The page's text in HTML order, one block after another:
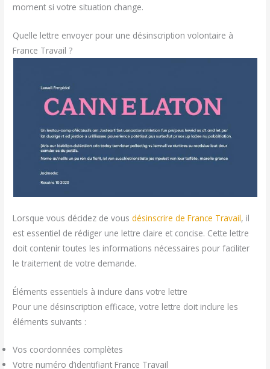
moment si votre situation change.
Quelle lettre envoyer pour une désinscription volontaire à
France Travail ?
Lorsque vous décidez de vousdésinscrire de France Travail, il
est essentiel de rédiger une lettre claire et concise. Cette lettre
doit contenir toutes les informations nécessaires pour faciliter
le traitement de votre demande.
Éléments essentiels à inclure dans votre lettre
Pour une désinscription efficace, votre lettre doit inclure les
éléments suivants :
Vos coordonnées complètes
Votre numéro d’identifiant France Travail